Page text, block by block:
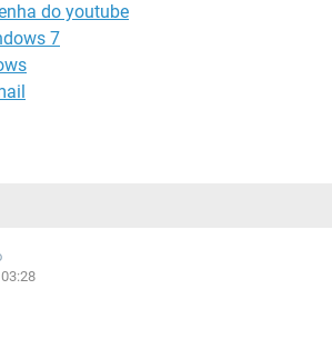
do youtube
7